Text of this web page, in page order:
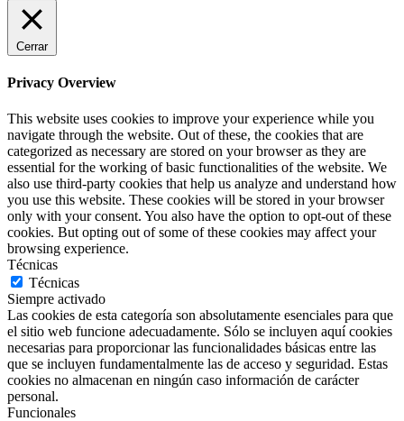
Cerrar
Privacy Overview
This website uses cookies to improve your experience while you
navigate through the website. Out of these, the cookies that are
categorized as necessary are stored on your browser as they are
essential for the working of basic functionalities of the website. We
also use third-party cookies that help us analyze and understand how
you use this website. These cookies will be stored in your browser
only with your consent. You also have the option to opt-out of these
cookies. But opting out of some of these cookies may affect your
browsing experience.
Técnicas
Técnicas
Siempre activado
Las cookies de esta categoría son absolutamente esenciales para que
el sitio web funcione adecuadamente. Sólo se incluyen aquí cookies
necesarias para proporcionar las funcionalidades básicas entre las
que se incluyen fundamentalmente las de acceso y seguridad. Estas
cookies no almacenan en ningún caso información de carácter
personal.
Funcionales